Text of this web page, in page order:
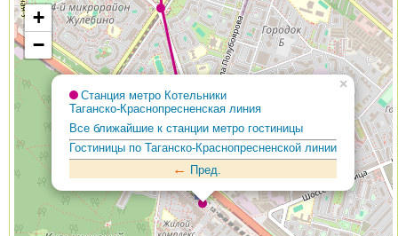
Станция метро Котельники
Таганско-Краснопресненская линия
Все ближайшие к станции метро гостиницы
Гостиницы по Таганско-Краснопресненской линии
← Пред.
×
+
−